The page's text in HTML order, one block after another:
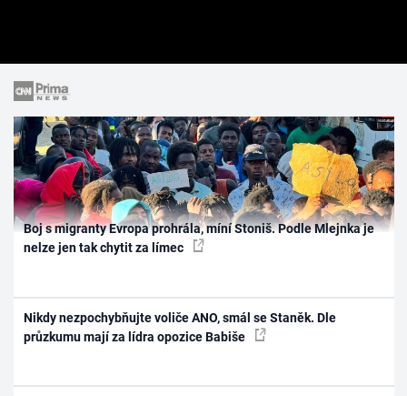
Boj s migranty Evropa prohrála, míní Stoniš. Podle Mlejnka je
nelze jen tak chytit za límec
Nikdy nezpochybňujte voliče ANO, smál se Staněk. Dle
průzkumu mají za lídra opozice Babiše